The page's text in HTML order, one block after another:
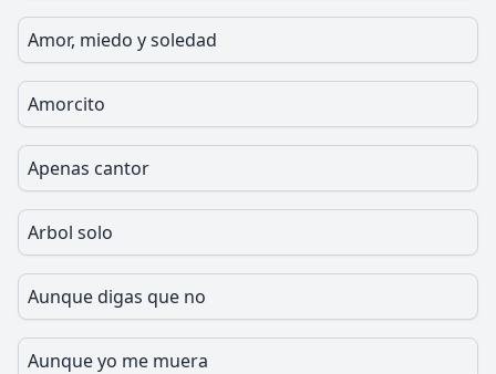
Amor, miedo y soledad
Amorcito
Apenas cantor
Arbol solo
Aunque digas que no
Aunque yo me muera